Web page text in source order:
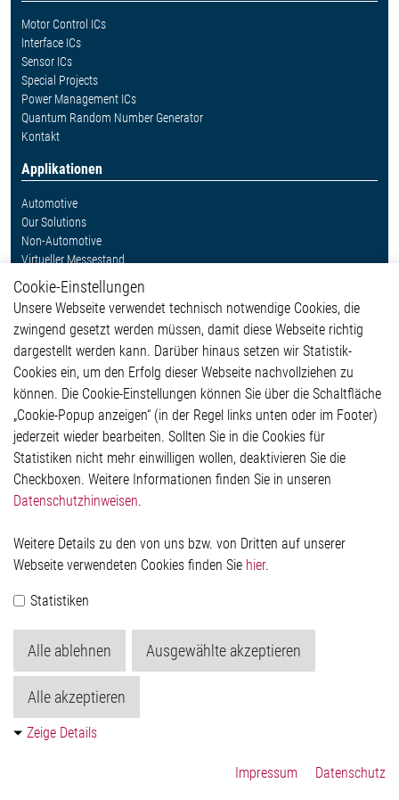
Motor Control ICs
Interface ICs
Sensor ICs
Special Projects
Power Management ICs
Quantum Random Number Generator
Kontakt
Applikationen
Automotive
Our Solutions
Non-Automotive
Virtueller Messestand
Weitere Links
Glossar
Kontakt
Hinweisgeberschutzsystem
Impressum
Datenschutzerklärung
Cookie-Popup anzeigen
Elmos Semiconductor SE
Werkstättenstraße 18
Telefon: +49 (0) 2171 / 40 183-0
Handelsregister:
Köln HRB 123561
Cookie-Einstellungen
Unsere Webseite verwendet technisch notwendige Cookies, die
zwingend gesetzt werden müssen, damit diese Webseite richtig
dargestellt werden kann. Darüber hinaus setzen wir Statistik-
Cookies ein, um den Erfolg dieser Webseite nachvollziehen zu
können. Die Cookie-Einstellungen können Sie über die Schaltfläche
„Cookie-Popup anzeigen“ (in der Regel links unten oder im Footer)
jederzeit wieder bearbeiten. Sollten Sie in die Cookies für
Statistiken nicht mehr einwilligen wollen, deaktivieren Sie die
Checkboxen. Weitere Informationen finden Sie in unseren
Datenschutzhinweisen.
Weitere Details zu den von uns bzw. von Dritten auf unserer
Webseite verwendeten Cookies finden Sie hier.
Statistiken
Alle ablehnen Ausgewählte akzeptieren
Alle akzeptieren
Zeige Details
Impressum Datenschutz